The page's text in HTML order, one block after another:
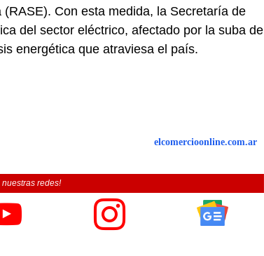
Con esta medida, la Secretaría de
del sector eléctrico, afectado por la suba de
energética que atraviesa el país.
elcomercioonline.com.ar
redes!